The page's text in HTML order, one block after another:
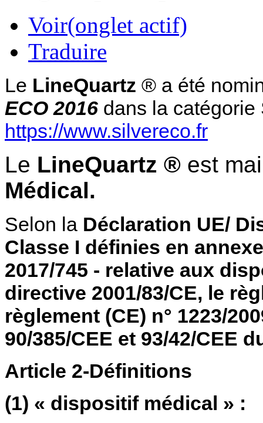
Voir(onglet actif)
Traduire
Le LineQuartz ® a été
ECO 2016 dans la
https://www.silvereco.fr
Le LineQuartz ® est
Médical.
Selon la Déclaration UE/
Classe I définies en
2017/745 - relative aux
directive 2001/83/CE, le
règlement (CE) n° 1223/
90/385/CEE et 93/42/CEE
Article 2-Définitions
(1) « dispositif médical » :